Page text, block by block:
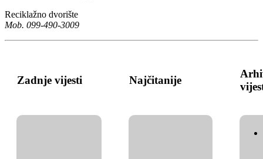
Reciklažno dvorište
Mob. 099-490-3009
Zadnje vijesti Najčitanije